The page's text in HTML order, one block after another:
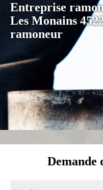
Entreprise
Les Monains
ramoneur
Demande